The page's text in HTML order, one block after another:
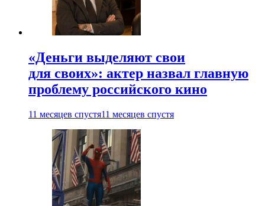
«Деньги выделяют свои
для своих»: актер назвал главную
проблему российского кино
11 месяцев спустя11 месяцев спустя